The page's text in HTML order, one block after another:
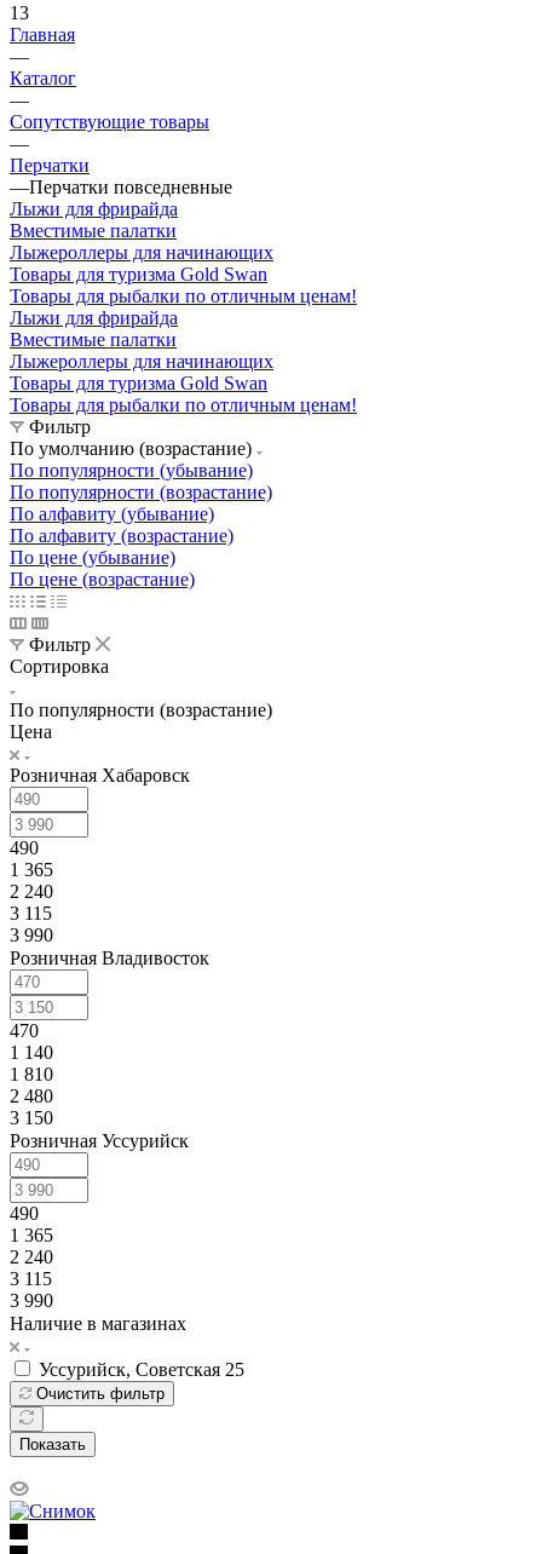
13
Главная
—
Каталог
—
Сопутствующие товары
—
Перчатки
—Перчатки повседневные
Лыжи для фрирайда
Вместимые палатки
Лыжероллеры для начинающих
Товары для туризма Gold Swan
Товары для рыбалки по отличным ценам!
Лыжи для фрирайда
Вместимые палатки
Лыжероллеры для начинающих
Товары для туризма Gold Swan
Товары для рыбалки по отличным ценам!
Фильтр
По умолчанию (возрастание)
По популярности (убывание)
По популярности (возрастание)
По алфавиту (убывание)
По алфавиту (возрастание)
По цене (убывание)
По цене (возрастание)
Фильтр
Сортировка
По популярности (возрастание)
Цена
Розничная Хабаровск
490
1 365
2 240
3 115
3 990
Розничная Владивосток
470
1 140
1 810
2 480
3 150
Розничная Уссурийск
490
1 365
2 240
3 115
3 990
Наличие в магазинах
Уссурийск, Советская 25
Очистить фильтр
Показать